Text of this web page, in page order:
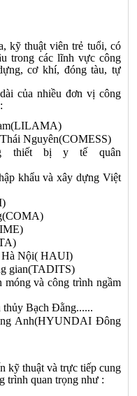
kỹ thuật viên trẻ tuổi, có
trong các lĩnh vực công
cơ khí, đóng tàu, tự
của nhiều đơn vị công
Nguyên(COMESS)
thiết bị y tế quân
khẩu và xây dựng Việt
Hà Nội( HAUI)
gian(TADITS)
móng và công trình ngầm
thủy Bạch Đằng......
Anh(HYUNDAI Đông
kỹ thuật và trực tiếp cung
trình quan trọng như :